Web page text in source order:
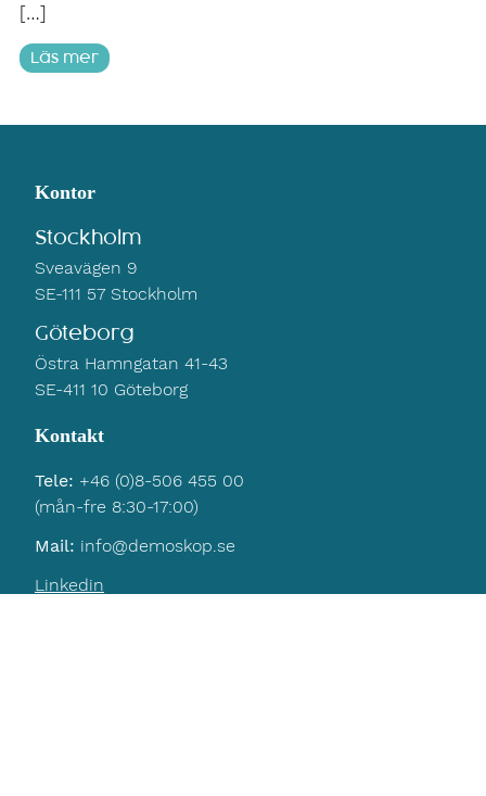
[…]
Läs mer
Kontor
Stockholm
Sveavägen 9
SE-111 57 Stockholm
Göteborg
Östra Hamngatan 41-43
SE-411 10 Göteborg
Kontakt
Tele: +46 (0)8-506 455 00
(mån-fre 8:30-17:00)
Mail: info@demoskop.se
Linkedin